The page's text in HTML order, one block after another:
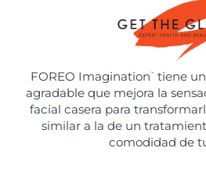
FOREO Imagination ™
tiene
agradable que mejora la
facial casera para
similar a la de un
comodidad de